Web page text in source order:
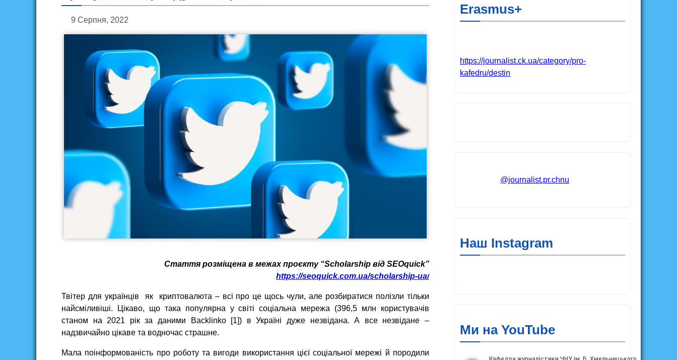
9 Серпня, 2022
Стаття розміщена в межах проєкту “Scholarship від SEOquick”
https://seoquick.com.ua/scholarship-ua/
Твітер для українців як криптовалюта – всі про це щось чули, але розбиратися полізли тільки
найсміливіші. Цікаво, що така популярна у світі соціальна мережа (396,5 млн користувачів
станом на 2021 рік за даними Backlinko [1]) в Україні дуже незвідана. А все незвідане –
надзвичайно цікаве та водночас страшне.
Мала поінформованість про роботу та вигоди використання цієї соціальної мережі й породили
Erasmus+
https://journalist.ck.ua/category/pro-
kafedru/destin
@journalist.pr.chnu
Наш Instagram
Ми на YouTube